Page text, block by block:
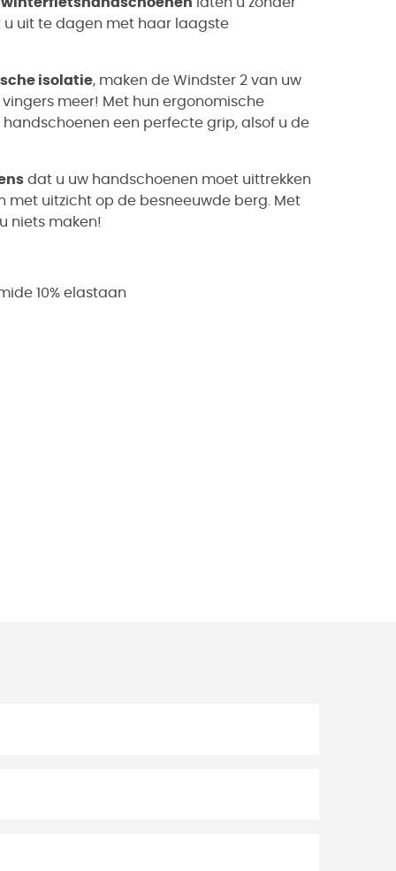
u uit te dagen met haar laagste
isolatie, maken de Windster 2 van uw
meer! Met hun ergonomische
een perfecte grip, alsof u de
dat u uw handschoenen moet uittrekken
met uitzicht op de besneeuwde berg. Met
niets maken!
10% elastaan